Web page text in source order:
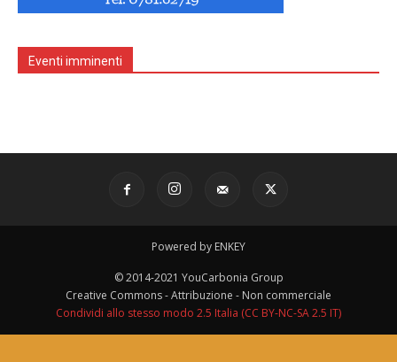
Eventi imminenti
Powered by ENKEY
© 2014-2021 YouCarbonia Group
Creative Commons - Attribuzione - Non commerciale
Condividi allo stesso modo 2.5 Italia (CC BY-NC-SA 2.5 IT)